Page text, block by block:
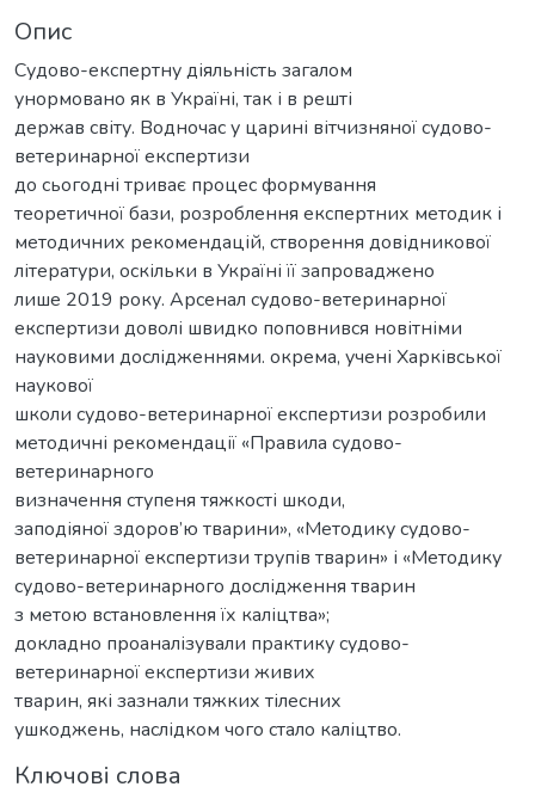
Опис
Судово-експертну діяльність загалом
унормовано як в Україні, так і в решті
держав світу. Водночас у царині вітчизняної судово-
ветеринарної експертизи
до сьогодні триває процес формування
теоретичної бази, розроблення експертних методик і
методичних рекомендацій, створення довідникової
літератури, оскільки в Україні її запроваджено
лише 2019 року. Арсенал судово-ветеринарної
експертизи доволі швидко поповнився новітніми
науковими дослідженнями. окрема, учені Харківської
наукової
школи судово-ветеринарної експертизи розробили
методичні рекомендації «Правила судово-
ветеринарного
визначення ступеня тяжкості шкоди,
заподіяної здоров’ю тварини», «Методику судово-
ветеринарної експертизи трупів тварин» і «Методику
судово-ветеринарного дослідження тварин
з метою встановлення їх каліцтва»;
докладно проаналізували практику судово-
ветеринарної експертизи живих
тварин, які зазнали тяжких тілесних
ушкоджень, наслідком чого стало каліцтво.
Ключові слова